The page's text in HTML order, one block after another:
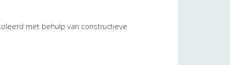
met behulp van constructieve